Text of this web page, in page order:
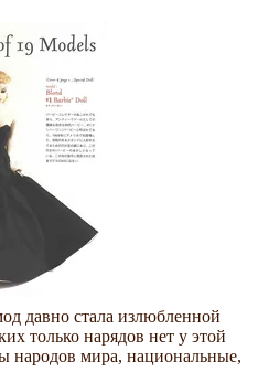
давно стала излюбленной
только нарядов нет у этой
народов мира, национальные,